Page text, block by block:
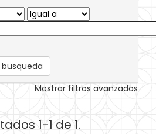
Mostrar filtros avanzados
1-1 de 1.